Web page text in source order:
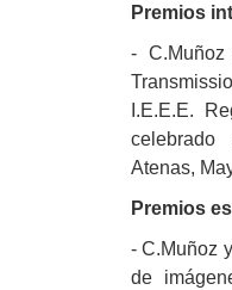
Premios
-
I.E.E.E.
Atenas,
Premios
- C.Muñoz
de